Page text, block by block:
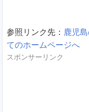
参照リンク先： 鹿児
てのホームページへ
スポンサーリンク